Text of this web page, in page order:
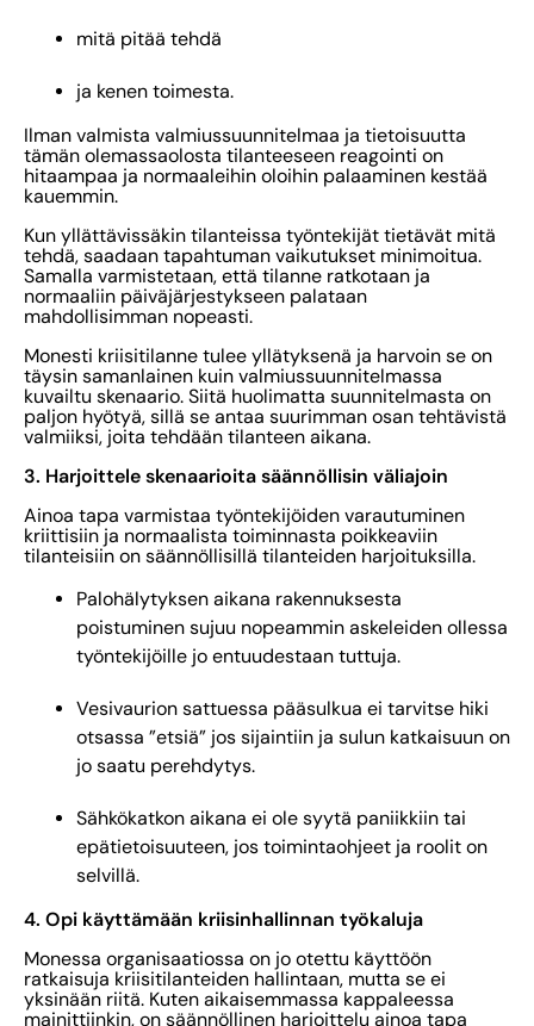
mitä pitää tehdä
ja kenen toimesta.
Ilman valmista valmiussuunnitelmaa ja tietoisuutta
tämän olemassaolosta tilanteeseen reagointi on
hitaampaa ja normaaleihin oloihin palaaminen kestää
kauemmin.
Kun yllättävissäkin tilanteissa työntekijät tietävät mitä
tehdä, saadaan tapahtuman vaikutukset minimoitua.
Samalla varmistetaan, että tilanne ratkotaan ja
normaaliin päiväjärjestykseen palataan
mahdollisimman nopeasti.
Monesti kriisitilanne tulee yllätyksenä ja harvoin se on
täysin samanlainen kuin valmiussuunnitelmassa
kuvailtu skenaario. Siitä huolimatta suunnitelmasta on
paljon hyötyä, sillä se antaa suurimman osan tehtävistä
valmiiksi, joita tehdään tilanteen aikana.
3. Harjoittele skenaarioita säännöllisin väliajoin
Ainoa tapa varmistaa työntekijöiden varautuminen
kriittisiin ja normaalista toiminnasta poikkeaviin
tilanteisiin on säännöllisillä tilanteiden harjoituksilla.
Palohälytyksen aikana rakennuksesta
poistuminen sujuu nopeammin askeleiden ollessa
työntekijöille jo entuudestaan tuttuja.
Vesivaurion sattuessa pääsulkua ei tarvitse hiki
otsassa ”etsiä” jos sijaintiin ja sulun katkaisuun on
jo saatu perehdytys.
Sähkökatkon aikana ei ole syytä paniikkiin tai
epätietoisuuteen, jos toimintaohjeet ja roolit on
selvillä.
4. Opi käyttämään kriisinhallinnan työkaluja
Monessa organisaatiossa on jo otettu käyttöön
ratkaisuja kriisitilanteiden hallintaan, mutta se ei
yksinään riitä. Kuten aikaisemmassa kappaleessa
mainittiinkin, on säännöllinen harjoittelu ainoa tapa